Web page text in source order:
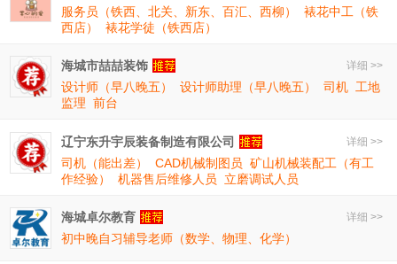
服务员（铁西、北关、新东、百汇、西柳）
裱花中工（铁
西店）
裱花学徒（铁西店）
详细 >>
海城市喆喆装饰
设计师（早八晚五）
设计师助理（早八晚五） 司机 工地
监理 前台
详细 >>
辽宁东升宇辰装备制造有限公司
司机（能出差）
CAD机械制图员 矿山机械装配工（有工
作经验）
机器售后维修人员 立磨调试人员
详细 >>
海城卓尔教育
初中晚自习辅导老师（数学、物理、化学）